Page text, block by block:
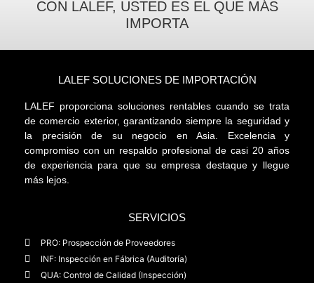
CON LALEF, USTED ES EL QUE MÁS
IMPORTA
LALEF SOLUCIONES DE IMPORTACIÓN
LALEF proporciona soluciones rentables cuando se trata
de comercio exterior, garantizando siempre la seguridad y
la precisión de su negocio en Asia. Excelencia y
compromiso con un respaldo profesional de casi 20 años
de experiencia para que su empresa destaque y llegue
más lejos.
SERVICIOS
PRO: Prospección de Proveedores
INF: Inspección en Fábrica (Auditoría)
QUA: Control de Calidad (Inspección)